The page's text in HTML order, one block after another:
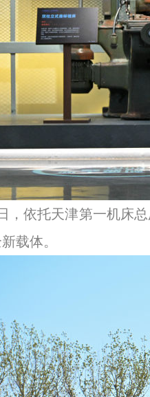
，依托天津第一机床
载体。